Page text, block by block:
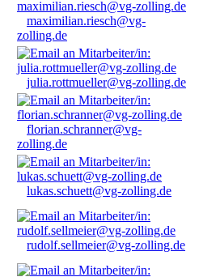
maximilian.riesch@vg-
zolling.de
julia.rottmueller@vg-zolling.de
florian.schranner@vg-
zolling.de
lukas.schuett@vg-zolling.de
rudolf.sellmeier@vg-zolling.de